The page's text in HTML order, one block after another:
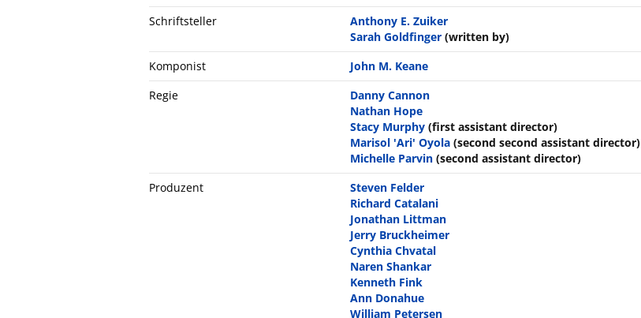
Schriftsteller
Anthony E. Zuiker
Sarah Goldfinger (written by)
Komponist
John M. Keane
Regie
Danny Cannon
Nathan Hope
Stacy Murphy (first assistant director)
Marisol 'Ari' Oyola (second second assistant director)
Michelle Parvin (second assistant director)
Produzent
Steven Felder
Richard Catalani
Jonathan Littman
Jerry Bruckheimer
Cynthia Chvatal
Naren Shankar
Kenneth Fink
Ann Donahue
William Petersen